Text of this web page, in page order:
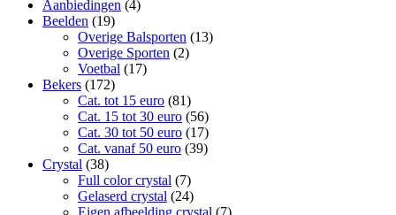
Aanbiedingen (4)
Beelden (19)
Overige Balsporten (13)
Overige Sporten (2)
Voetbal (17)
Bekers (172)
Cat. tot 15 euro (81)
Cat. 15 tot 30 euro (56)
Cat. 30 tot 50 euro (17)
Cat. vanaf 50 euro (39)
Crystal (38)
Full color crystal (7)
Gelaserd crystal (24)